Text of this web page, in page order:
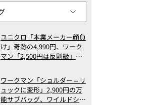
ユニクロ「本業メーカー顔負
け」奇跡の4,990円、ワーク
マン「2,500円は反則級」凄
ト3】（2026年6月版）
ワークマン「ショルダー⇔リ
ュックに変形」2,900円の万
能サブバッグ、ワイルドシン